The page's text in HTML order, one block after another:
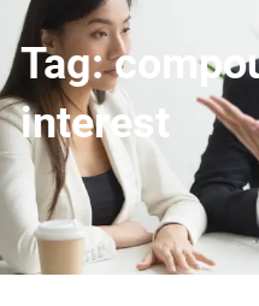
Tag:
interest